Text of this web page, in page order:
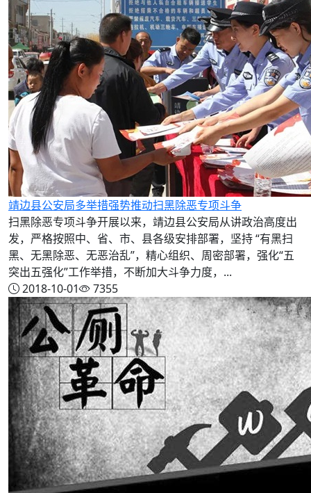
靖边县公安局多举措强势推动扫黑除恶专项斗争
扫黑除恶专项斗争开展以来，靖边县公安局从讲政治高度出
发，严格按照中、省、市、县各级安排部署，坚持 “有黑扫
黑、无黑除恶、无恶治乱”，精心组织、周密部署，强化“五
突出五强化”工作举措，不断加大斗争力度，...
2018-10-01
7355